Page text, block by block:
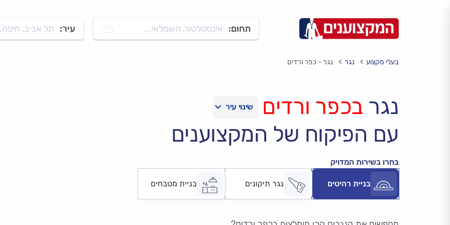
תחום: אינסטלטור, חשמלאי... עיר: תל אביב,
בעלי מקצוע נגר נגר - כפר ורדים
נגר בכפר ורדים
עם הפיקוח של המקצוענים
בחרו בשירות המדויק
בניית רהיטים נגר תיקונים בניית מטבחים